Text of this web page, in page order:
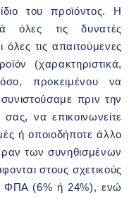
του προϊόντος. Η
όλες τις δυνατές
τις απαιτούμενες
(χαρακτηριστικά,
προκειμένου να
πριν την
να επικοινωνείτε
ή οποιοδήποτε άλλο
των συνηθισμένων
στους σχετικούς
ΦΠΑ (6% ή 24%), ενώ